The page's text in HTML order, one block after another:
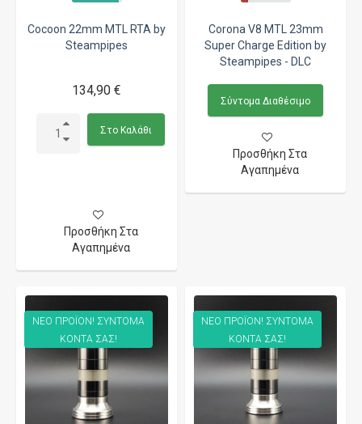
Cocoon 22mm MTL RTA by
Steampipes
134,90 €
Στο Καλάθι
Προσθήκη Στα
Αγαπημένα
Corona V8 MTL 23mm
Super Charge Edition by
Steampipes - DLC
Σύντομα Διαθέσιμο
Προσθήκη Στα
Αγαπημένα
ΝΕΟ ΠΡΟΪΟΝ! ΣΥΝΤΟΜΑ
ΚΟΝΤΑ ΣΑΣ!
ΝΕΟ ΠΡΟΪΟΝ! ΣΥΝΤΟΜΑ
ΚΟΝΤΑ ΣΑΣ!